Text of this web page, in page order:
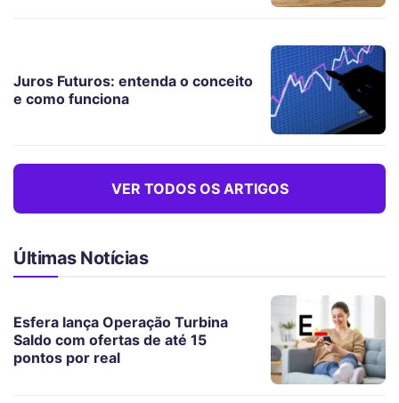
Juros Futuros: entenda o conceito
e como funciona
VER TODOS OS ARTIGOS
Últimas Notícias
Esfera lança Operação Turbina
Saldo com ofertas de até 15
pontos por real